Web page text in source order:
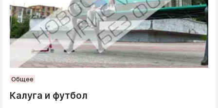
Общее
Калуга и футбол